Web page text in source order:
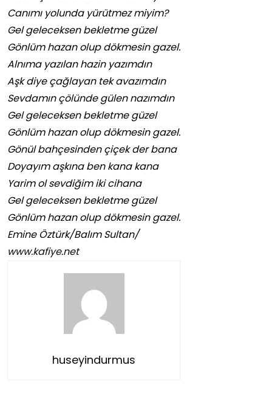
Canımı yolunda yürütmez miyim?
Gel geleceksen bekletme güzel
Gönlüm hazan olup dökmesin gazel.
Alnıma yazılan hazin yazımdın
Aşk diye çağlayan tek avazımdın
Sevdamın çölünde gülen nazımdın
Gel geleceksen bekletme güzel
Gönlüm hazan olup dökmesin gazel.
Gönül bahçesinden çiçek der bana
Doyayım aşkına ben kana kana
Yarim ol sevdiğim iki cihana
Gel geleceksen bekletme güzel
Gönlüm hazan olup dökmesin gazel.
Emine Öztürk/Balım Sultan/
www.kafiye.net
huseyindurmus